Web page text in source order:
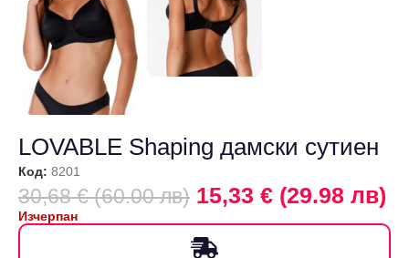
LOVABLE Shaping дамски сутиен
Код: 8201
30,68 € (60.00 лв) 15,33 € (29.98 лв)
Изчерпан